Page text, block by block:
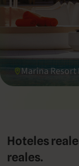
Marina
Hoteles
reales.